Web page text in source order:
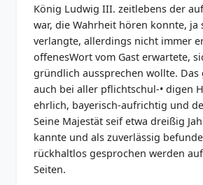
König Ludwig III. zeitlebens der
war, die Wahrheit hören konnte, ja
verlangte, allerdings nicht immer
offenesWort vom Gast erwartete,
gründlich aussprechen wollte. Das
auch bei aller pflichtschul-• digen
ehrlich, bayerisch-aufrichtig und
Seine Majestät seif etwa dreißig
kannte und als zuverlässig
rückhaltlos gesprochen werden
Seiten.